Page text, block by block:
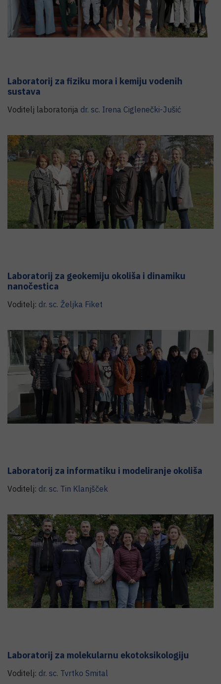
Laboratorij za fiziku mora i kemiju vodenih
sustava
Voditelj laboratorija dr. sc. Irena Ciglenečki-Jušić
Laboratorij za geokemiju okoliša i dinamiku
nanočestica
Voditelj: dr. sc. Željka Fiket
Laboratorij za informatiku i modeliranje okoliša
Voditelj: dr. sc. Tin Klanjšček
Laboratorij za molekularnu ekotoksikologiju
Voditelj: dr. sc. Tvrtko Smital